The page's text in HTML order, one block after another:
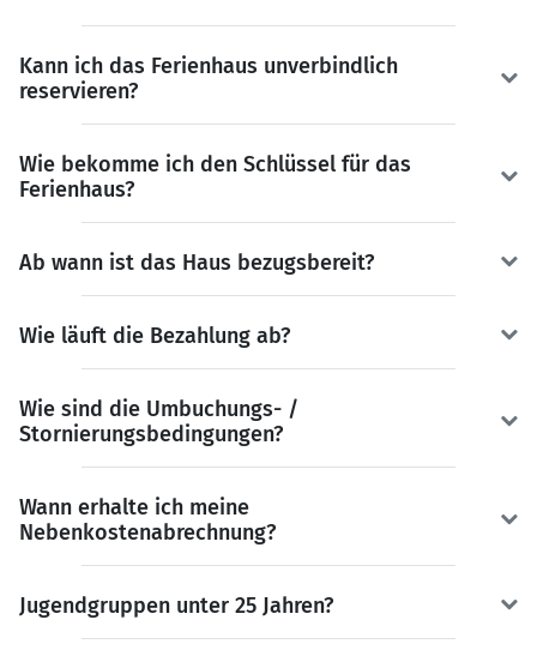
Kann ich das Ferienhaus unverbindlich
reservieren?
Wie bekomme ich den Schlüssel für das
Ferienhaus?
Ab wann ist das Haus bezugsbereit?
Wie läuft die Bezahlung ab?
Wie sind die Umbuchungs- /
Stornierungsbedingungen?
Wann erhalte ich meine
Nebenkostenabrechnung?
Jugendgruppen unter 25 Jahren?